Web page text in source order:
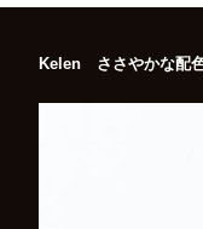
Kelen ささやかな配